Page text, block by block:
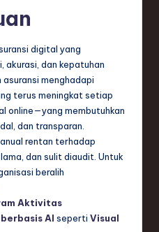
digital yang
akurasi, dan kepatuhan
menghadapi
terus meningkat setiap
online—yang membutuhkan
dan transparan.
rentan terhadap
dan sulit diaudit. Untuk
beralih
Aktivitas
AI seperti Visual